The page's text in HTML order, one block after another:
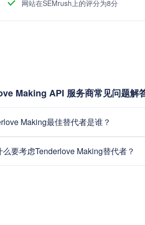
网站在SEMrush上的评分为8分
Making API 服务商常见问题解
Making最佳替代者是谁？
么要考虑Tenderlove Making替代者？